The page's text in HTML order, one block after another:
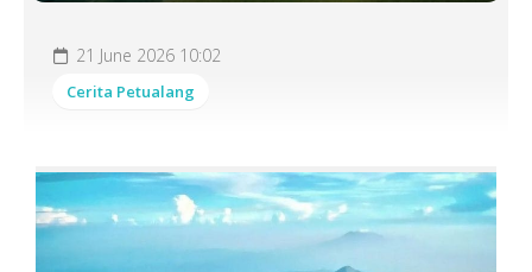
21 June 2026 10:02
Cerita Petualang